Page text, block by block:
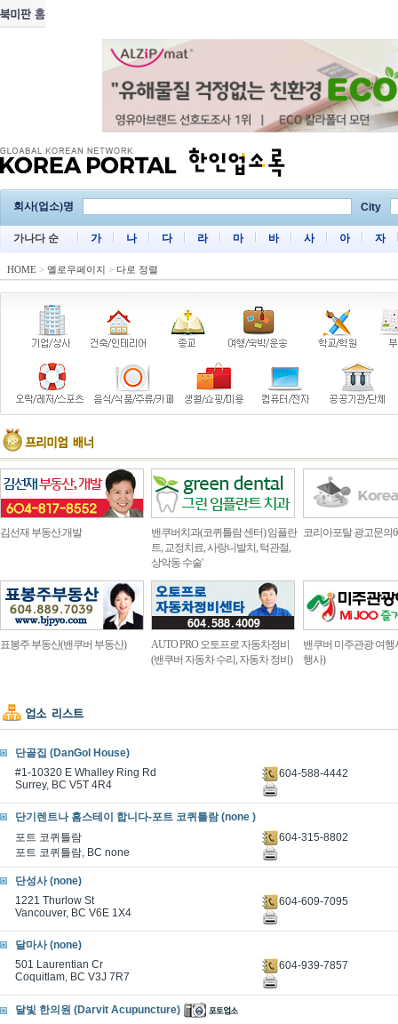
회사(업소)명 City
가나다 순 가 나 다 라 마 바 사 아 자
HOME > 옐로우페이지 > 다로 정렬
김선재 부동산.개발
밴쿠버치과(코퀴틀람 센터) 임플란
트, 교정치료, 사랑니발치, 턱관절,
상악동 수술'
코리아포탈 광고문의
표봉주 부동산(밴쿠버 부동산)
AUTO PRO 오토프로 자동차정비
(밴쿠버 자동차 수리, 자동차 정비)
밴쿠버 미주관광 여행
행사)
단골집 (DanGol House)
#1-10320 E Whalley Ring Rd
Surrey, BC V5T 4R4
604-588-4442
단기렌트나 홈스테이 합니다-포트 코퀴틀람 (none )
포트 코퀴틀람
포트 코퀴틀람, BC none
604-315-8802
단성사 (none)
1221 Thurlow St
Vancouver, BC V6E 1X4
604-609-7095
달마사 (none)
501 Laurentian Cr
Coquitlam, BC V3J 7R7
604-939-7857
달빛 한의원 (Darvit Acupuncture)